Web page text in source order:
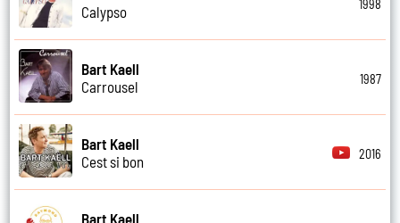
Calypso
1998
Bart Kaell
Carrousel
1987
Bart Kaell
Cest si bon
2016
Bart Kaell